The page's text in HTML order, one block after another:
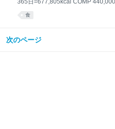
れば誤差のようなものです。もち
度慣れた方であれば、コードを書き
365日=677,805kcal COMP
13,600kcal BASE BREAD
2021-03-31の1年分。約67.5％です
もだけど。 お値段は 353,480円。
食
次のページ